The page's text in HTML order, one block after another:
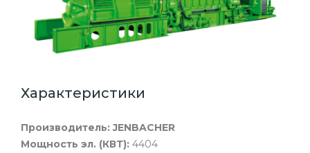
Характеристики
Производитель: JENBACHER
Мощность эл. (КВТ): 4404